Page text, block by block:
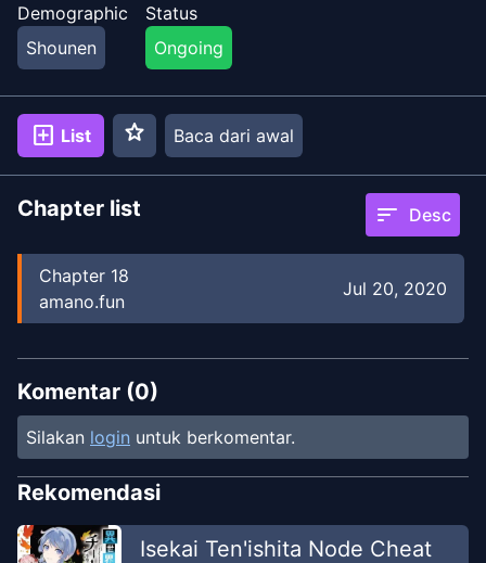
Demographic
Shounen
Status
Ongoing
add_box List star Baca dari awal
Chapter list sort Desc
Chapter 18
amano.fun
Jul 20, 2020
Komentar (0)
Silakan login untuk berkomentar.
Rekomendasi
Isekai Ten'ishita Node Cheat